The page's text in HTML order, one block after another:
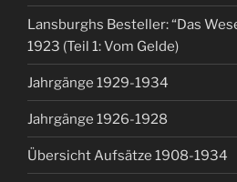
Lansburghs Besteller: “Das
1923 (Teil 1: Vom Gelde)
Jahrgänge 1929-1934
Jahrgänge 1926-1928
Übersicht Aufsätze 1908-1934